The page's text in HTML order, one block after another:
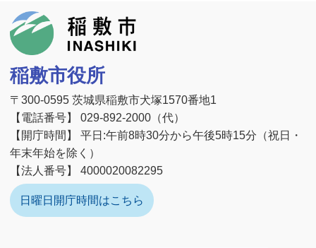
稲敷市役所
〒300-0595 茨城県稲敷市犬塚1570番地1
【電話番号】 029-892-2000（代）
【開庁時間】 平日:午前8時30分から午後5時15分（祝日・
年末年始を除く）
【法人番号】 4000020082295
日曜日開庁時間はこちら